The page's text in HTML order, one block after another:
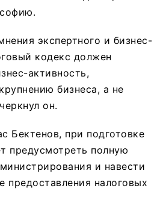
экспертного и бизнес-
кодекс должен
активность,
бизнеса, а не
он.
Бектенов, при подготовке
предусмотреть полную
и навести
предоставления налоговых